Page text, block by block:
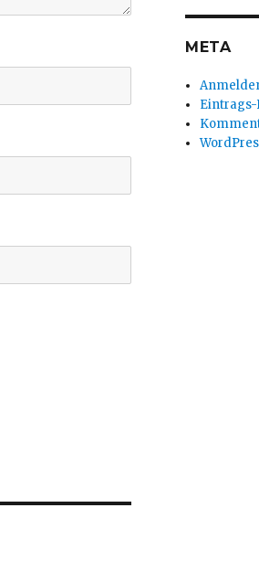
META
Eintrags-